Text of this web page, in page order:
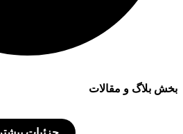
بخش بلاگ و مقالات